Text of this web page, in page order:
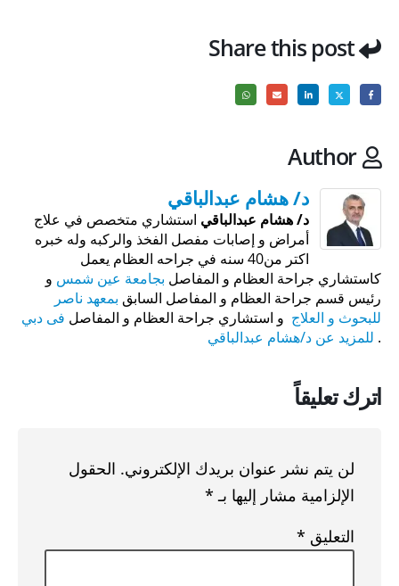
Share this post
Author
د/ هشام عبدالباقي
د/ هشام عبدالباقي استشاري متخصص في علاج
أمراض و إصابات مفصل الفخذ والركبه وله خبره
اكتر من40 سنه في جراحه العظام يعمل
كاستشاري جراحة العظام و المفاصل بجامعة عين شمس و
رئيس قسم جراحة العظام و المفاصل السابق بمعهد ناصر
للبحوث و العلاج و استشاري جراحة العظام و المفاصل فى دبي
. للمزيد عن د/هشام عبدالباقي
اترك تعليقاً
لن يتم نشر عنوان بريدك الإلكتروني. الحقول
الإلزامية مشار إليها بـ *
التعليق *